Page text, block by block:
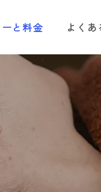
と料金 よくあ